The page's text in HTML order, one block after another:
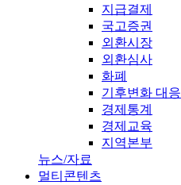
지급결제
국고증권
외환시장
외환심사
화폐
기후변화 대응
경제통계
경제교육
지역본부
뉴스/자료
멀티콘텐츠